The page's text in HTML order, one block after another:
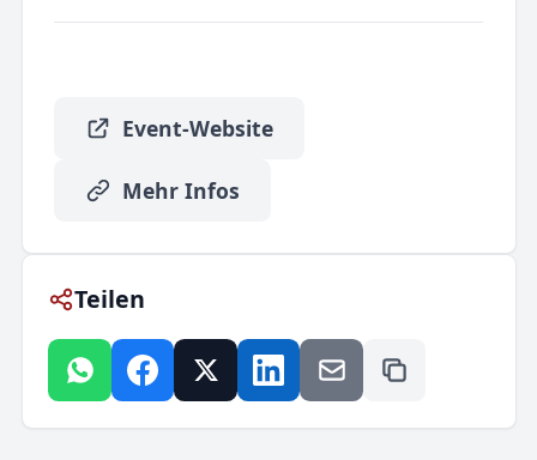
Event-Website
Mehr Infos
Teilen